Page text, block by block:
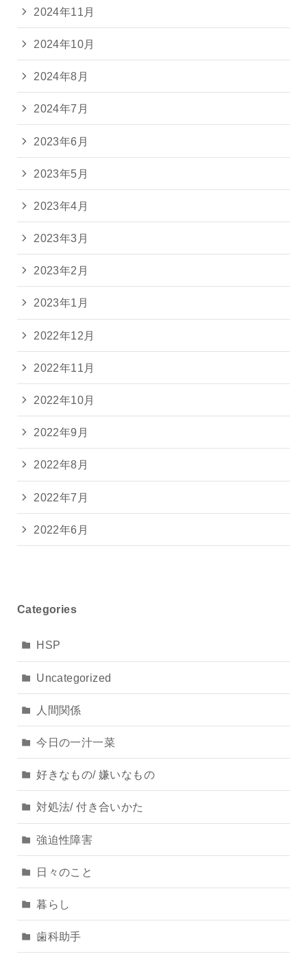
2024年11月
2024年10月
2024年8月
2024年7月
2023年6月
2023年5月
2023年4月
2023年3月
2023年2月
2023年1月
2022年12月
2022年11月
2022年10月
2022年9月
2022年8月
2022年7月
2022年6月
Categories
HSP
Uncategorized
人間関係
今日の一汁一菜
好きなもの/ 嫌いなもの
対処法/ 付き合いかた
強迫性障害
日々のこと
暮らし
歯科助手